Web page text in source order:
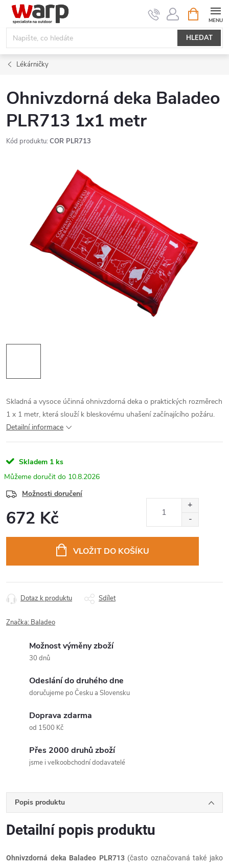
Přejít
obsah
HLEDAT
NÁKUPNÍ
KOŠÍK
Lékárničky
Ohnivzdorná deka Baladeo
PLR713 1x1 metr
Kód produktu: COR PLR713
Skladná a vysoce účinná ohnivzdorná deka o praktických rozměrech
1 x 1 metr, která slouží k bleskovému uhašení začínajícího požáru.
Detailní informace
Skladem 1 ks
10.8.2026
Možnosti doručení
672 Kč
VLOŽIT DO KOŠÍKU
Dotaz k produktu Sdílet
Značka: Baladeo
Možnost výměny zboží
30 dnů
Odeslání do druhého dne
doručujeme po Česku a Slovensku
Doprava zdarma
od 1500 Kč
Přes 2000 druhů zboží
jsme i velkoobchodní dodavatelé
Popis produktu
Detailní popis produktu
Ohnivzdorná deka Baladeo PLR713(často označovaná také jako